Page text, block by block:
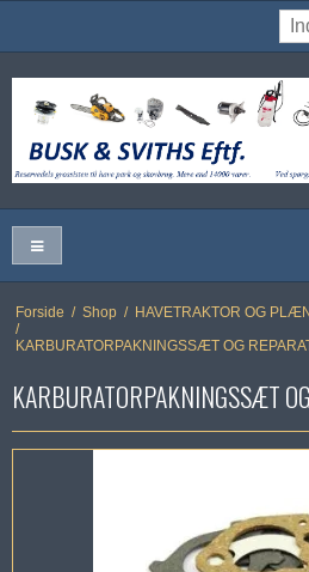
Forside / Shop / HAVETRAKTOR OG
/
KARBURATORPAKNINGSSÆT OG
KARBURATORPAKNINGSSÆT